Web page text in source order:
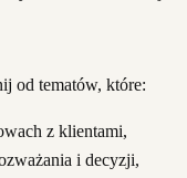
od tematów, które:
z klientami,
i decyzji,